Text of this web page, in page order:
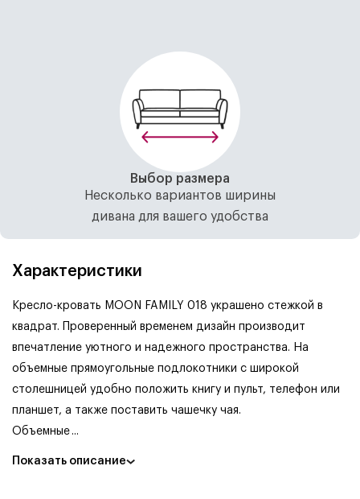
Выбор размера
Несколько вариантов ширины
дивана для вашего удобства
Характеристики
Кресло-кровать MOON FAMILY 018 украшено стежкой в
квадрат. Проверенный временем дизайн производит
впечатление уютного и надежного пространства. На
объемные прямоугольные подлокотники с широкой
столешницей удобно положить книгу и пульт, телефон или
планшет, а также поставить чашечку чая.
Объемные ...
Показать описание